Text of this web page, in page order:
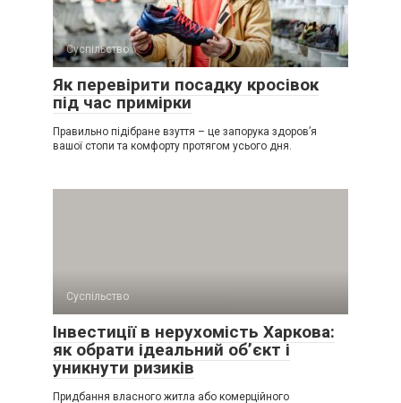
Суспільство
Як перевірити посадку кросівок
під час примірки
Правильно підібране взуття – це запорука здоров’я
вашої стопи та комфорту протягом усього дня.
Суспільство
Інвестиції в нерухомість Харкова:
як обрати ідеальний об’єкт і
уникнути ризиків
Придбання власного житла або комерційного